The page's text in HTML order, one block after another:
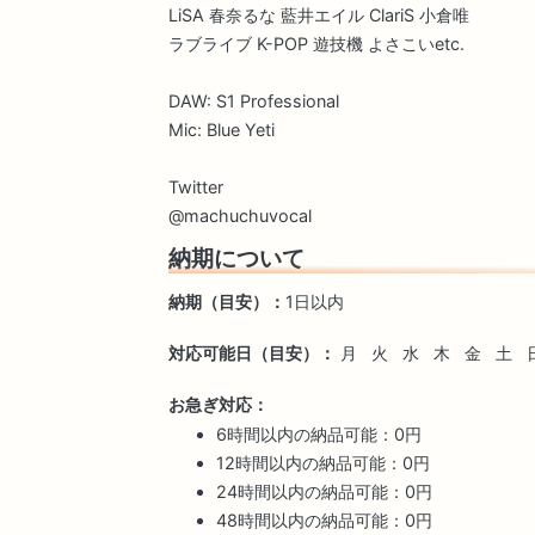
LiSA 春奈るな 藍井エイル ClariS 小倉唯
ラブライブ K-POP 遊技機 よさこいetc.
DAW: S1 Professional
Mic: Blue Yeti
Twitter
@machuchuvocal
納期について
納期（目安）： 1日以内
対応可能日（目安）： 月 火 水 木 金 土
お急ぎ対応：
6時間以内の納品可能：0円
12時間以内の納品可能：0円
24時間以内の納品可能：0円
48時間以内の納品可能：0円